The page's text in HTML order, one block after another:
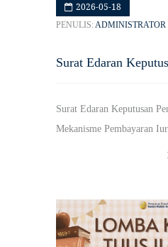
2026-05-18
PENULIS:ADMINISTRATOR
Surat Edaran
Surat Edaran Keputusan
Mekanisme Pembayaran